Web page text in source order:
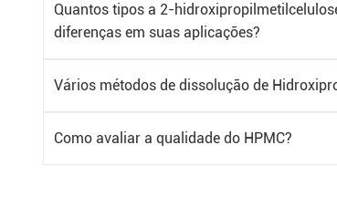
Quantos tipos a 2-
diferenças em suas aplicações?
Vários métodos de dissolução de
Como avaliar a qualidade do HPMC?